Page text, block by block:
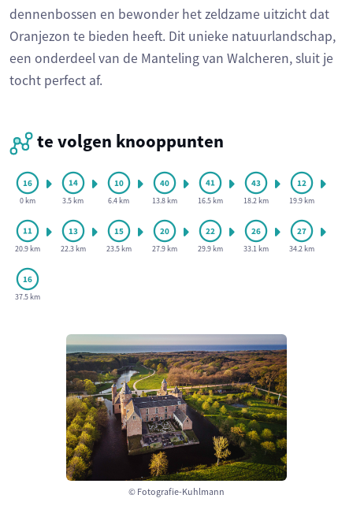
© Fotografie-Kuhlmann
dennenbossen en bewonder het zeldzame uitzicht dat
Oranjezon te bieden heeft. Dit unieke natuurlandschap,
een onderdeel van de Manteling van Walcheren, sluit je
tocht perfect af.
te volgen knooppunten
0 km 3.5 km 6.4 km 13.8 km 16.5 km 18.2 km 19.9 km
20.9 km 22.3 km 23.5 km 27.9 km 29.9 km 33.1 km 34.2 km
37.5 km